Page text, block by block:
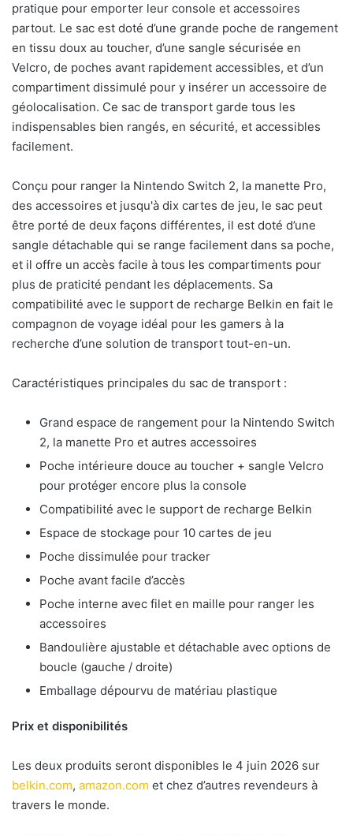
pratique pour emporter leur console et accessoires
partout. Le sac est doté d’une grande poche de rangement
en tissu doux au toucher, d’une sangle sécurisée en
Velcro, de poches avant rapidement accessibles, et d’un
compartiment dissimulé pour y insérer un accessoire de
géolocalisation. Ce sac de transport garde tous les
indispensables bien rangés, en sécurité, et accessibles
facilement.
Conçu pour ranger la Nintendo Switch 2, la manette Pro,
des accessoires et jusqu'à dix cartes de jeu, le sac peut
être porté de deux façons différentes, il est doté d’une
sangle détachable qui se range facilement dans sa poche,
et il offre un accès facile à tous les compartiments pour
plus de praticité pendant les déplacements. Sa
compatibilité avec le support de recharge Belkin en fait le
compagnon de voyage idéal pour les gamers à la
recherche d’une solution de transport tout-en-un.
Caractéristiques principales du sac de transport :
Grand espace de rangement pour la Nintendo Switch
2, la manette Pro et autres accessoires
Poche intérieure douce au toucher + sangle Velcro
pour protéger encore plus la console
Compatibilité avec le support de recharge Belkin
Espace de stockage pour 10 cartes de jeu
Poche dissimulée pour tracker
Poche avant facile d’accès
Poche interne avec filet en maille pour ranger les
accessoires
Bandoulière ajustable et détachable avec options de
boucle (gauche / droite)
Emballage dépourvu de matériau plastique
Prix et disponibilités
Les deux produits seront disponibles le 4 juin 2026 sur
belkin.com, amazon.com et chez d’autres revendeurs à
travers le monde.